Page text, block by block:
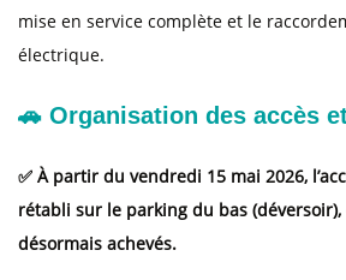
mise en service complète et le
électrique.
🚗 Organisation des accès
✅ À partir du vendredi 15 mai 2026,
rétabli sur le parking du bas
désormais achevés.